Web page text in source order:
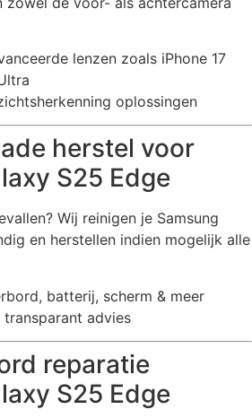
lenzen zoals iPhone 17
oplossingen
herstel voor
S25 Edge
Wij reinigen je Samsung
en herstellen indien mogelijk alle
batterij, scherm & meer
advies
reparatie
S25 Edge